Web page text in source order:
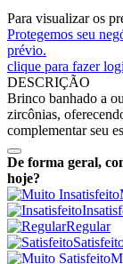
Para visualizar os
Protegemos seu
prévio.
clique para fazer
DESCRIÇÃO
Brinco banhado a
zircônias,
complementar seu
De forma geral,
hoje?
Regular